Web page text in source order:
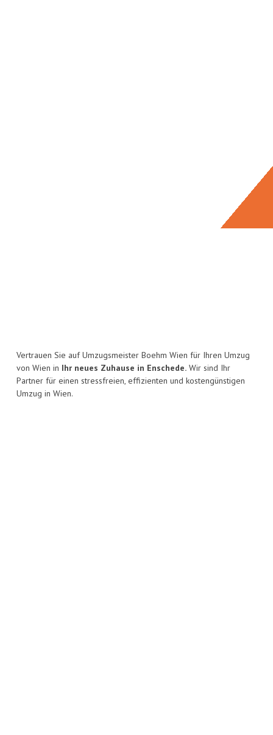
Vertrauen Sie auf Umzugsmeister Boehm Wien für Ihren Umzug
von Wien in Ihr neues Zuhause in Enschede. Wir sind Ihr
Partner für einen stressfreien, effizienten und kostengünstigen
Umzug in Wien.